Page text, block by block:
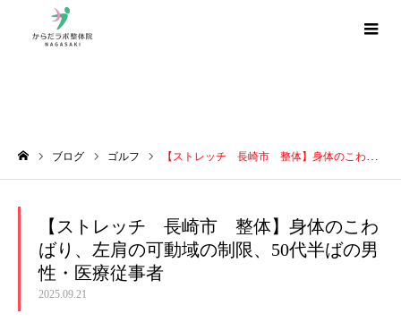
ブログ ゴルフ 【ストレッチ 長崎市 整体】身体のこわばり、左肩の可動域の制限、50代半ばの男性・医療従事者
【ストレッチ 長崎市 整体】身体のこわ
ばり、左肩の可動域の制限、50代半ばの男
性・医療従事者
2025.09.21